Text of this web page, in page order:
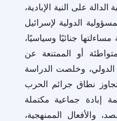
على النية الإبادية،
الدولية لإسرائيل
جنائيًا وسياسيًا،
أو الممتنعة عن
الدولي، وخلصت الدراسة
نطاق جرائم الحرب
إبادة جماعية مكتملة
والأفعال الممنهجية،